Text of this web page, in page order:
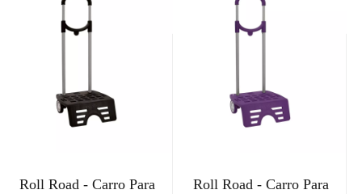
Roll Road - Carro Para
Roll Road - Carro Para